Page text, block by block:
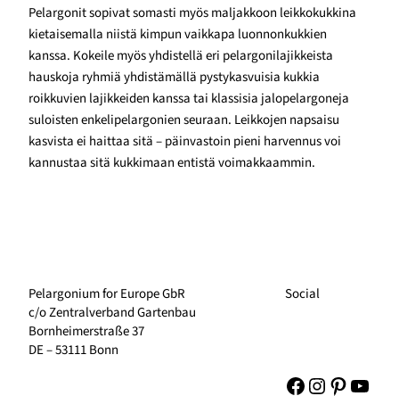
Pelargonit sopivat somasti myös maljakkoon leikkokukkina
kietaisemalla niistä kimpun vaikkapa luonnonkukkien
kanssa. Kokeile myös yhdistellä eri pelargonilajikkeista
hauskoja ryhmiä yhdistämällä pystykasvuisia kukkia
roikkuvien lajikkeiden kanssa tai klassisia jalopelargoneja
suloisten enkelipelargonien seuraan. Leikkojen napsaisu
kasvista ei haittaa sitä – päinvastoin pieni harvennus voi
kannustaa sitä kukkimaan entistä voimakkaammin.
Pelargonium for Europe GbR
c/o Zentralverband Gartenbau
Bornheimerstraße 37
DE – 53111 Bonn
Social
Facebook
Instagram